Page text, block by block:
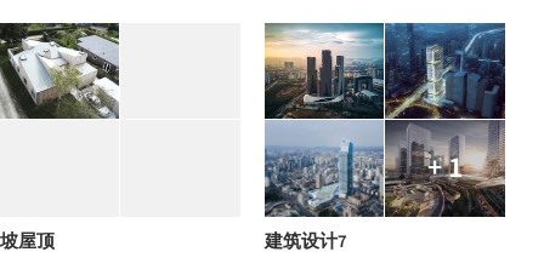
坡屋顶
+ 1
建筑设计7